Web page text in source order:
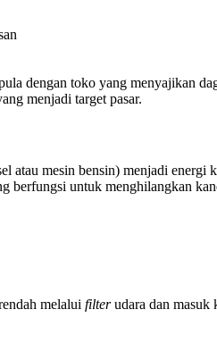
dengan toko yang menyajikan
menjadi target pasar.
mesin bensin) menjadi
berfungsi untuk menghilangkan
melalui filterudara dan masuk